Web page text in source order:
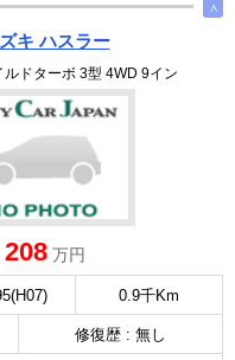
∧
キ ハスラー
ドターボ 3型 4WD 9イン
208 万円
0.9千Km
修復歴 : 無し